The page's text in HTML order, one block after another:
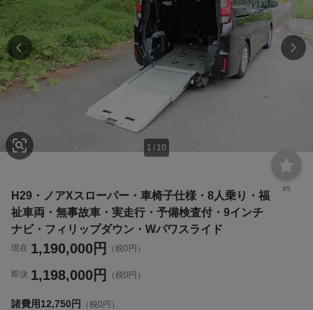
1 / 10
95
H29・ノアXスローパー・車椅子仕様・8人乗り・福
祉車両・無事故車・実走行・予備検査付・9インチ
ナビ・フィリップダウン・Wパワスライド
現在 1,190,000円 （税0円）
即決 1,198,000円 （税0円）
諸費用12,750円
（税0円）